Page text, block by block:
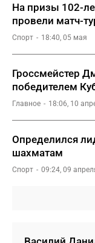
На призы 102-
провели матч-
Спорт 18:40, 05 мая
Гроссмейстер
победителем
Главное 18:06, 10
Определился
шахматам
Спорт 09:24, 09